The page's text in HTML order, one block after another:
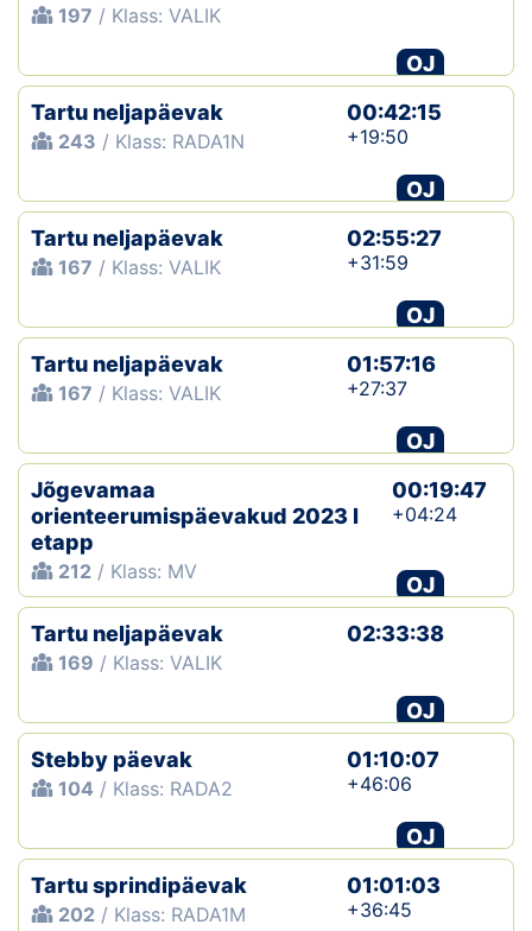
197 / Klass: VALIK
OJ
Tartu neljapäevak
243 / Klass: RADA1N
00:42:15
+19:50
OJ
Tartu neljapäevak
167 / Klass: VALIK
02:55:27
+31:59
OJ
Tartu neljapäevak
167 / Klass: VALIK
01:57:16
+27:37
OJ
Jõgevamaa
orienteerumispäevakud 2023 I
etapp
212 / Klass: MV
00:19:47
+04:24
OJ
Tartu neljapäevak
169 / Klass: VALIK
02:33:38
OJ
Stebby päevak
104 / Klass: RADA2
01:10:07
+46:06
OJ
Tartu sprindipäevak
202 / Klass: RADA1M
01:01:03
+36:45